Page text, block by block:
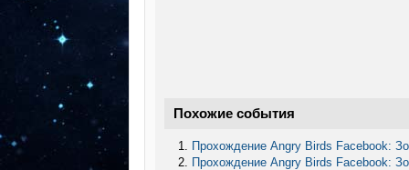
Похожие события
Прохождение Angry Birds Facebook:
Прохождение Angry Birds Facebook: